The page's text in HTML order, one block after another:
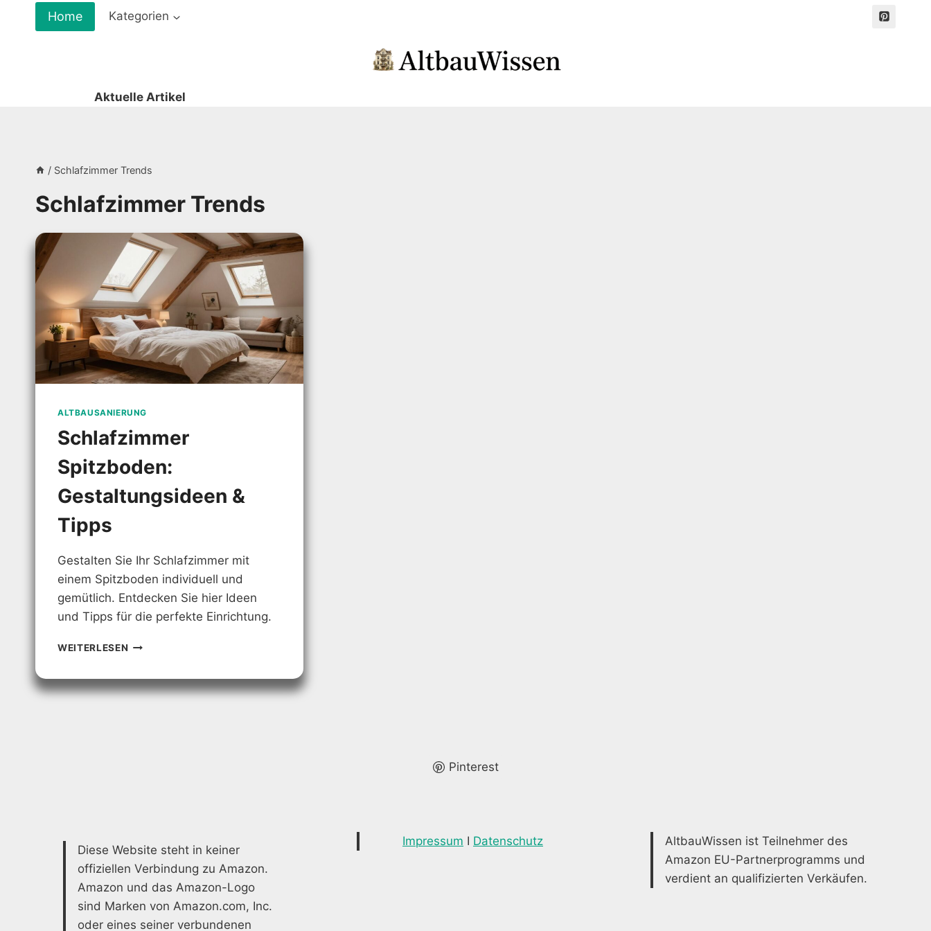
Home Kategorien
Aktuelle Artikel
/ Schlafzimmer Trends
Schlafzimmer Trends
ALTBAUSANIERUNG
Schlafzimmer
Spitzboden:
Gestaltungsideen &
Tipps
Gestalten Sie Ihr Schlafzimmer mit
einem Spitzboden individuell und
gemütlich. Entdecken Sie hier Ideen
und Tipps für die perfekte Einrichtung.
WEITERLESEN SCHLAFZIMMER
&
Pinterest
Diese Website steht in keiner
offiziellen Verbindung zu Amazon.
Amazon und das Amazon-Logo
sind Marken von Amazon.com, Inc.
oder eines seiner verbundenen
Impressum I Datenschutz
AltbauWissen ist Teilnehmer des
Amazon EU-Partnerprogramms und
verdient an qualifizierten Verkäufen.